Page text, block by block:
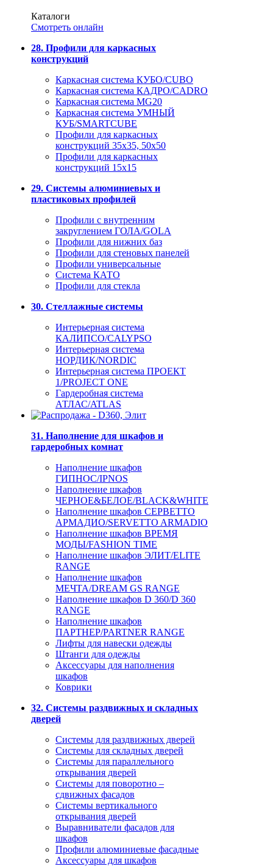
Каталоги
Смотреть онлайн
28. Профили для каркасных
конструкций
Каркасная система КУБО/CUBO
Каркасная система КАДРО/CADRO
Каркасная система MG20
Каркасная система УМНЫЙ
КУБ/SMARTCUBE
Профили для каркасных
конструкций 35x35, 50x50
Профили для каркасных
конструкций 15х15
29. Системы алюминиевых и
пластиковых профилей
Профили с внутренним
закруглением ГОЛА/GOLA
Профили для нижних баз
Профили для стеновых панелей
Профили универсальные
Система КАТО
Профили для стекла
30. Стеллажные системы
Интерьерная система
КАЛИПСО/CALYPSO
Интерьерная система
НОРДИК/NORDIC
Интерьерная система ПРОЕКТ
1/PROJECT ONE
Гардеробная система
АТЛАС/ATLAS
31. Наполнение для шкафов и
гардеробных комнат
Наполнение шкафов
ГИПНОС/IPNOS
Наполнение шкафов
ЧЕРНОЕ&БЕЛОЕ/BLACK&WHITE
Наполнение шкафов СЕРВЕТТО
АРМАДИО/SERVETTO ARMADIO
Наполнение шкафов ВРЕМЯ
МОДЫ/FASHION TIME
Наполнение шкафов ЭЛИТ/ELITE
RANGE
Наполнение шкафов
МЕЧТА/DREAM GS RANGE
Наполнение шкафов D 360/D 360
RANGE
Наполнение шкафов
ПАРТНЕР/PARTNER RANGE
Лифты для навески одежды
Штанги для одежды
Аксессуары для наполнения
шкафов
Коврики
32. Системы раздвижных и складных
дверей
Системы для раздвижных дверей
Системы для складных дверей
Системы для параллельного
открывания дверей
Системы для поворотно –
сдвижных фасадов
Системы вертикального
открывания дверей
Выравниватели фасадов для
шкафов
Профили алюминиевые фасадные
Аксессуары для шкафов